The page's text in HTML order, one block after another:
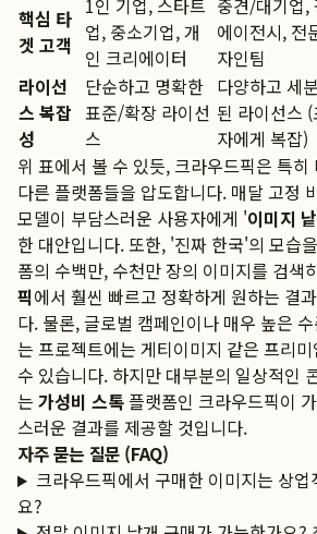
핵심 타
겟 고객
1인 기업, 스타트
업, 중소기업, 개
인 크리에이터
중견/대기업,
에이전시, 전
자인팀
라이선
스 복잡
성
단순하고 명확한
표준/확장 라이선
스
다양하고 세
된 라이선스 (
자에게 복잡)
위 표에서 볼 수 있듯, 크라우드픽은 특히
다른 플랫폼들을 압도합니다. 매달 고정
모델이 부담스러운 사용자에게 '이미지
한 대안입니다. 또한, '진짜 한국'의 모습
폼의 수백만, 수천만 장의 이미지를 검색
픽에서 훨씬 빠르고 정확하게 원하는 결
다. 물론, 글로벌 캠페인이나 매우 높은
는 프로젝트에는 게티이미지 같은 프리
수 있습니다. 하지만 대부분의 일상적인
는 가성비 스톡 플랫폼인 크라우드픽이
스러운 결과를 제공할 것입니다.
자주 묻는 질문 (FAQ)
크라우드픽에서 구매한 이미지는 상
요?